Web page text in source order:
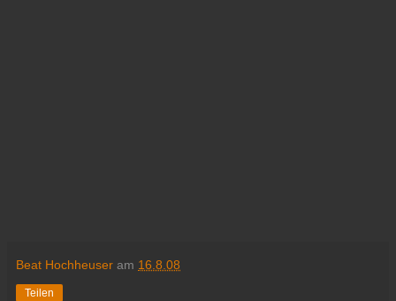
Beat Hochheuser am 16.8.08
Teilen